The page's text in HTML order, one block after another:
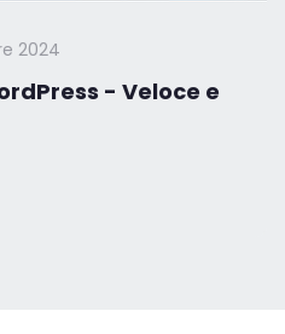
2024
- Veloce e